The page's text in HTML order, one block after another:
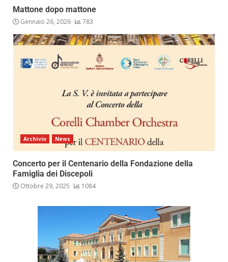
Mattone dopo mattone
Gennaio 26, 2026 783
Archivio News
Concerto per il Centenario della Fondazione della
Famiglia dei Discepoli
Ottobre 29, 2025 1084